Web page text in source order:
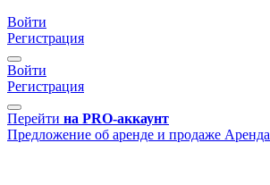
Войти
Регистрация
Войти
Регистрация
Перейти на PRO-аккаунт
Предложение об аренде и продаже Аренда